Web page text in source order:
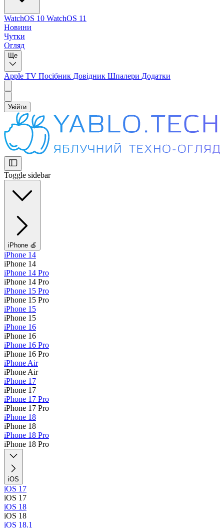
WatchOS 10 WatchOS 11
Новини
Чутки
Огляд
Ще
Apple TV Посібник Довідник Шпалери Додатки
Увійти
Toggle sidebar
iPhone 🍏
iPhone 14
iPhone 14
iPhone 14 Pro
iPhone 14 Pro
iPhone 15 Pro
iPhone 15 Pro
iPhone 15
iPhone 15
iPhone 16
iPhone 16
iPhone 16 Pro
iPhone 16 Pro
iPhone Air
iPhone Air
iPhone 17
iPhone 17
iPhone 17 Pro
iPhone 17 Pro
iPhone 18
iPhone 18
iPhone 18 Pro
iPhone 18 Pro
iOS
iOS 17
iOS 17
iOS 18
iOS 18
iOS 18.1